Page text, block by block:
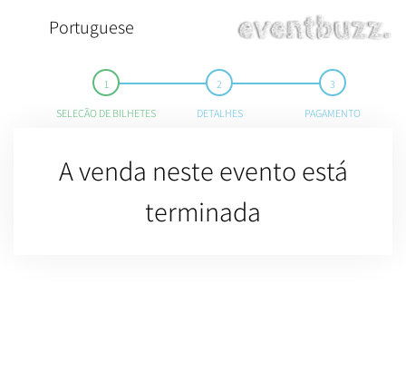
Portuguese
SELEÇÃO DE BILHETES DETALHES PAGAMENTO
A venda neste evento está
terminada